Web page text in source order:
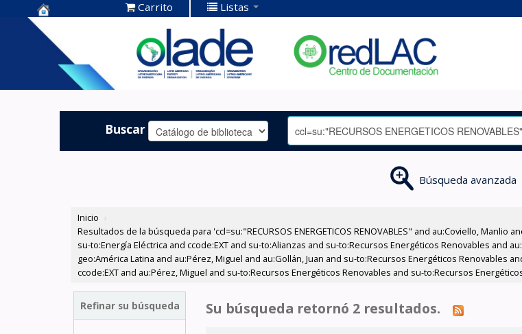
Centro de
Documentación
OLADE -
Carrito Listas
Buscar
Búsqueda avanzada
Inicio ›
Resultados de la búsqueda para 'ccl=su:"RECURSOS ENERGETICOS RENOVABLES" and au:Coviello,
su-to:Energía Eléctrica and ccode:EXT and su-to:Alianzas and su-to:Recursos Energéticos Renovables and
geo:América Latina and au:Pérez, Miguel and au:Gollán, Juan and su-to:Recursos Energéticos Renovables
ccode:EXT and au:Pérez, Miguel and su-to:Recursos Energéticos Renovables and su-to:Recursos
Refinar su búsqueda Su búsqueda retornó 2 resultados.